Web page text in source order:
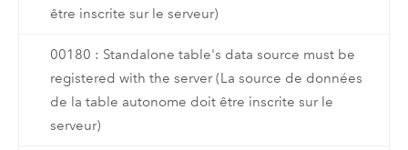
être inscrite sur le serveur)
00180 : Standalone table's data source must be
registered with the server (La source de données
de la table autonome doit être inscrite sur le
serveur)